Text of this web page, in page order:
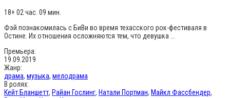
18+02 час. 09 мин.
Фэй познакомилась с БиВи во время техасского рок-фестиваля в
Остине. Их отношения осложняются тем, что девушка ...
Премьера:
19.09.2019
Жанр:
драма, музыка, мелодрама
В ролях:
Кейт Бланшетт, Райан Гослинг, Натали Портман, Майкл Фассбендер,